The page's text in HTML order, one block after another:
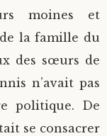
moines et
la famille du
des sœurs de
n’avait pas
politique. De
se consacrer